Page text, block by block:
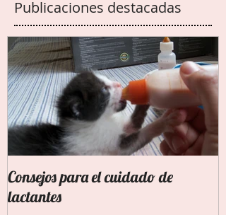
Publicaciones destacadas